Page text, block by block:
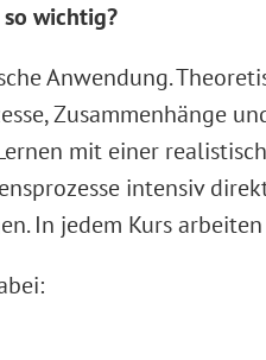
wichtig?
Anwendung.
Zusammenhänge
mit einer
intensiv
In jedem Kurs